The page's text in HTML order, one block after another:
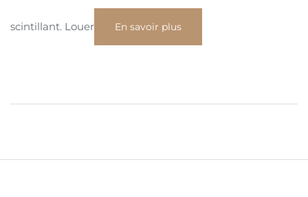
scintillant. Louer En savoir plus